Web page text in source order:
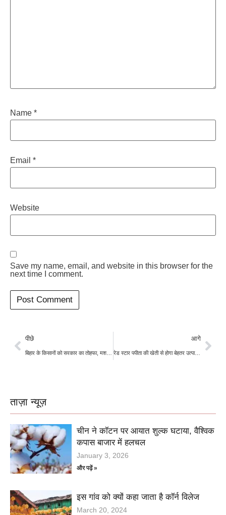
Name *
Email *
Website
Save my name, email, and website in this browser for the
next time I comment.
पीछे
बिहार के किसानों को सरकार का तोहफा, मशरूम की खेती पर दे रही बम्पर सब्सिडी
आगे
रेड स्टार पपीता की खेती से होगा बेहतर उत्पादन, बीजों की होगी होम डिलीवरी
ताज़ा न्यूज़
चीन ने कॉटन पर आयात शुल्क घटाया, वैश्विक
कपास बाजार में हलचल
January 3, 2026
और पढ़ें »
इस गांव को क्यों कहा जाता है कॉर्न विलेज
March 20, 2024